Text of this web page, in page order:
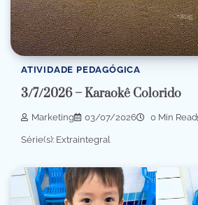
ATIVIDADE PEDAGÓGICA
3/7/2026 – Karaokê Colorido
Marketing 03/07/2026 0 Min Read
Série(s): Extraintegral